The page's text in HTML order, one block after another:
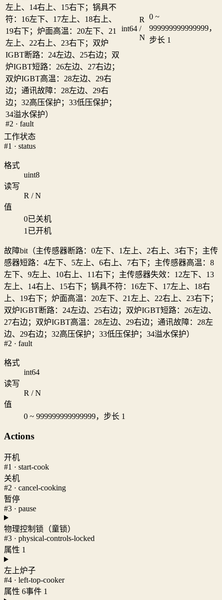
左上、14右上、15右下；锅具不
符：16左下、17左上、18右上、
19右下；炉面高温：20左下、21
左上、22右上、23右下；双炉
IGBT断路：24左边、25右边；双
炉IGBT短路：26左边、27右边；
双炉IGBT高温：28左边、29右
边；通讯故障：28左边、29右
边；32高压保护；33低压保护；
34溢水保护）
#2 · fault
int64
R
/
N
0 ~
999999999999999，
步长 1
工作状态
#1 · status
格式
uint8
读写
R / N
值
0已关机
1 已开机
故障bit（主传感器断路：0左下、1左上、2右上、3右下；主传
感器短路：4左下、5左上、6右上、7右下；主传感器高温：8
左下、9左上、10右上、11右下；主传感器失效：12左下、13
左上、14右上、15右下；锅具不符：16左下、17左上、18右
上、19右下；炉面高温：20左下、21左上、22右上、23右下；
双炉IGBT断路：24左边、25右边；双炉IGBT短路：26左边、
27右边；双炉IGBT高温：28左边、29右边；通讯故障：28左
边、29右边；32高压保护；33低压保护；34溢水保护）
#2 · fault
格式
int64
读写
R / N
值
0 ~ 999999999999999，步长 1
Actions
开机
#1 · start-cook
关机
#2 · cancel-cooking
暂停
#3 · pause
物理控制锁（童锁）
#3 · physical-controls-locked
属性 1
左上炉子
#4 · left-top-cooker
属性 6事件 1